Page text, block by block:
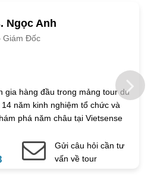
Email
Ngọc Anh
Giám Đốc
gia hàng đầu trong mảng tour du
năm kinh nghiệm tổ chức và
phá năm châu tại Vietsense
Gửi câu hỏi cần tư
vấn về tour